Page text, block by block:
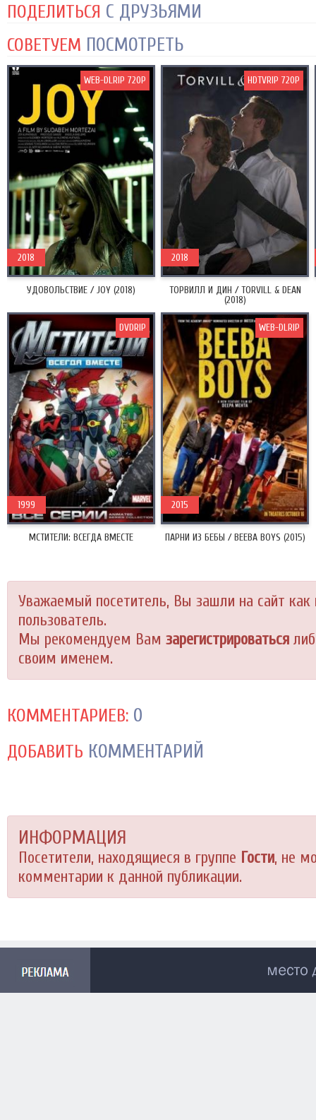
ПОДЕЛИТЬСЯ С ДРУЗЬЯМИ
СОВЕТУЕМ ПОСМОТРЕТЬ
УДОВОЛЬСТВИЕ / JOY (2018)
2018
WEB-DLRIP 720P
ТОРВИЛЛ И ДИН / TORVILL & DEAN
(2018)
2018
HDTVRIP 720P
МСТИТЕЛИ: ВСЕГДА ВМЕСТЕ
1999
DVDRIP
ПАРНИ ИЗ БЕБЫ / BEEBA BOYS (2015)
2015
WEB-DLRIP
Уважаемый посетитель, Вы зашли на сайт как
пользователь.
Мы рекомендуем Вам зарегистрироваться
своим именем.
КОММЕНТАРИЕВ: 0
ДОБАВИТЬ КОММЕНТАРИЙ
ИНФОРМАЦИЯ
Посетители, находящиеся в группе Гости, не
комментарии к данной публикации.